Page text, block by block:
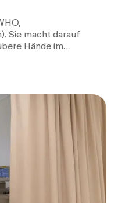
Sie macht darauf
Hände im